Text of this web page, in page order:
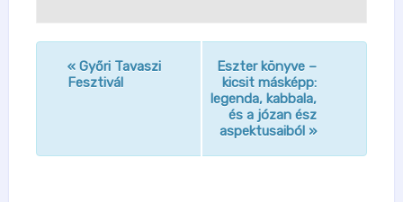
i
« Győri Tavaszi
Fesztivál
Eszter könyve –
kicsit másképp:
legenda, kabbala,
és a józan ész
aspektusaiból »